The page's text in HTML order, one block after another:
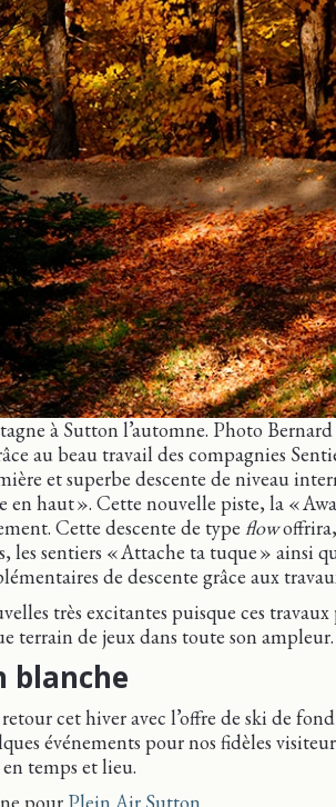
à Sutton l’automne. Photo
au beau travail des compagnies
et superbe descente de niveau
en haut ». Cette nouvelle piste, la «
Cette descente de type flowoffrira,
les sentiers « Attache ta tuque » ainsi
de descente grâce aux
très excitantes puisque ces
terrain de jeux dans toute son ampleur.
blanche
cet hiver avec l’offre de ski de
événements pour nos fidèles
temps et lieu.
pour Plein Air Sutton